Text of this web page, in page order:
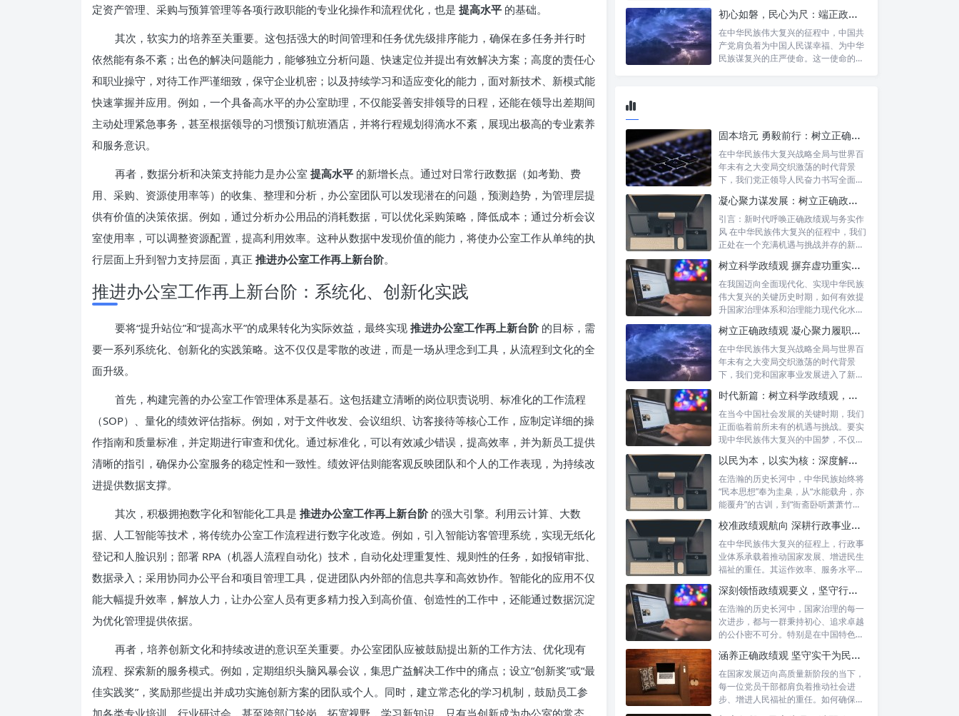
定资产管理、采购与预算管理等各项行政职能的专业化操作和流程优化，也是 提高水平 的基础。
其次，软实力的培养至关重要。这包括强大的时间管理和任务优先级排序能力，确保在多任务并行时
依然能有条不紊；出色的解决问题能力，能够独立分析问题、快速定位并提出有效解决方案；高度的责任心
和职业操守，对待工作严谨细致，保守企业机密；以及持续学习和适应变化的能力，面对新技术、新模式能
快速掌握并应用。例如，一个具备高水平的办公室助理，不仅能妥善安排领导的日程，还能在领导出差期间
主动处理紧急事务，甚至根据领导的习惯预订航班酒店，并将行程规划得滴水不紊，展现出极高的专业素养
和服务意识。
再者，数据分析和决策支持能力是办公室 提高水平 的新增长点。通过对日常行政数据（如考勤、费
用、采购、资源使用率等）的收集、整理和分析，办公室团队可以发现潜在的问题，预测趋势，为管理层提
供有价值的决策依据。例如，通过分析办公用品的消耗数据，可以优化采购策略，降低成本；通过分析会议
室使用率，可以调整资源配置，提高利用效率。这种从数据中发现价值的能力，将使办公室工作从单纯的执
行层面上升到智力支持层面，真正 推进办公室工作再上新台阶。
推进办公室工作再上新台阶：系统化、创新化实践
要将“提升站位”和“提高水平”的成果转化为实际效益，最终实现 推进办公室工作再上新台阶 的目标，需
要一系列系统化、创新化的实践策略。这不仅仅是零散的改进，而是一场从理念到工具，从流程到文化的全
面升级。
首先，构建完善的办公室工作管理体系是基石。这包括建立清晰的岗位职责说明、标准化的工作流程
（SOP）、量化的绩效评估指标。例如，对于文件收发、会议组织、访客接待等核心工作，应制定详细的操
作指南和质量标准，并定期进行审查和优化。通过标准化，可以有效减少错误，提高效率，并为新员工提供
清晰的指引，确保办公室服务的稳定性和一致性。绩效评估则能客观反映团队和个人的工作表现，为持续改
进提供数据支撑。
其次，积极拥抱数字化和智能化工具是 推进办公室工作再上新台阶 的强大引擎。利用云计算、大数
据、人工智能等技术，将传统办公室工作流程进行数字化改造。例如，引入智能访客管理系统，实现无纸化
登记和人脸识别；部署 RPA（机器人流程自动化）技术，自动化处理重复性、规则性的任务，如报销审批、
数据录入；采用协同办公平台和项目管理工具，促进团队内外部的信息共享和高效协作。智能化的应用不仅
能大幅提升效率，解放人力，让办公室人员有更多精力投入到高价值、创造性的工作中，还能通过数据沉淀
为优化管理提供依据。
再者，培养创新文化和持续改进的意识至关重要。办公室团队应被鼓励提出新的工作方法、优化现有
流程、探索新的服务模式。例如，定期组织头脑风暴会议，集思广益解决工作中的痛点；设立“创新奖”或“最
佳实践奖”，奖励那些提出并成功实施创新方案的团队或个人。同时，建立常态化的学习机制，鼓励员工参
加各类专业培训、行业研讨会，甚至跨部门轮岗，拓宽视野，学习新知识。只有当创新成为办公室的常态，
初心如磐，民心为尺：端正政绩价值取向，砥砺为民服务初心的新时代答卷
在中华民族伟大复兴的征程中，中国共
产党肩负着为中国人民谋幸福、为中华
民族谋复兴的庄严使命。这一使命的实
固本培元 勇毅前行：树立正确政绩观，坚守初心勇担当的时代命题与实践方略
在中华民族伟大复兴战略全局与世界百
年未有之大变局交织激荡的时代背景
下，我们党正领导人民奋力书写全面建
凝心聚力谋发展：树立正确政绩理念，锤炼务实工作作风
引言：新时代呼唤正确政绩观与务实作
风 在中华民族伟大复兴的征程中，我们
正处在一个充满机遇与挑战并存的新时
树立科学政绩观 摒弃虚功重实绩：迈向高质量发展的必由之路
在我国迈向全面现代化、实现中华民族
伟大复兴的关键历史时期，如何有效提
升国家治理体系和治理能力现代化水
树立正确政绩观 凝心聚力履职尽责：新时代干事创业的根本遵循
在中华民族伟大复兴战略全局与世界百
年未有之大变局交织激荡的时代背景
下，我们党和国家事业发展进入了新的
时代新篇：树立科学政绩观，摒弃虚功重实绩，迈向高质量发展
在当今中国社会发展的关键时期，我们
正面临着前所未有的机遇与挑战。要实
现中华民族伟大复兴的中国梦，不仅需
以民为本，以实为核：深度解析坚守为民初心与正确政绩观念的融合路径
在浩瀚的历史长河中，中华民族始终将
“民本思想”奉为圭臬，从“水能载舟，亦
能覆舟”的古训，到“衙斋卧听萧萧竹，
校准政绩观航向 深耕行政事业本职：新时代高质量发展的核心密码
在中华民族伟大复兴的征程上，行政事
业体系承载着推动国家发展、增进民生
福祉的重任。其运作效率、服务水平乃
深刻领悟政绩观要义，坚守行政事业初心：新时代公仆的使命与担当
在浩瀚的历史长河中，国家治理的每一
次进步，都与一群秉持初心、追求卓越
的公仆密不可分。特别是在中国特色社
涵养正确政绩观 坚守实干为民情怀：新时代干部成长的双重基石
在国家发展迈向高质量新阶段的当下，
每一位党员干部都肩负着推动社会进
步、增进人民福祉的重任。如何确保我